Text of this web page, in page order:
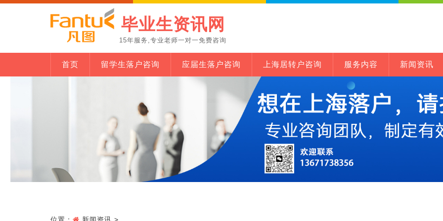
毕业生资讯网
15年服务,专业老师一对一免费咨询
首页 留学生落户咨询 应届生落户咨询 上海居转户咨询 服务内容 新闻资讯